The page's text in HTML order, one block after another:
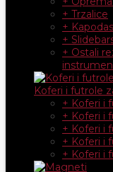
+ Trzalice
+
+
+ Ostali
Koferi i futrole
+ Koferi i
+ Koferi i
+ Koferi i
+ Koferi i
+ Koferi i